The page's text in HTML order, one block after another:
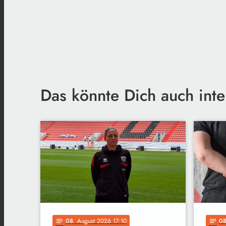
Das könnte Dich auch
notes 08. August 2026 17:10 notes 08